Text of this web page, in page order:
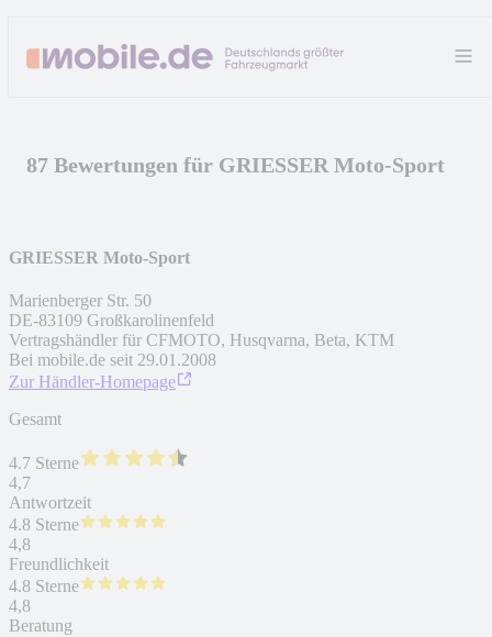
87 Bewertungen für GRIESSER Moto-Sport
GRIESSER Moto-Sport
Marienberger Str. 50
DE-83109 Großkarolinenfeld
Vertragshändler für CFMOTO, Husqvarna, Beta, KTM
Bei mobile.de seit 29.01.2008
Zur Händler-Homepage
Gesamt
4.7 Sterne
4,7
Antwortzeit
4.8 Sterne
4,8
Freundlichkeit
4.8 Sterne
4,8
Beratung